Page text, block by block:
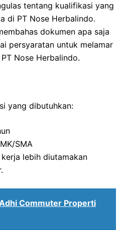
tentang kualifikasi yang
di PT Nose Herbalindo.
dokumen apa saja
persyaratan untuk melamar
Nose Herbalindo.
yang dibutuhkan:
SMA
lebih diutamakan
Commuter Properti